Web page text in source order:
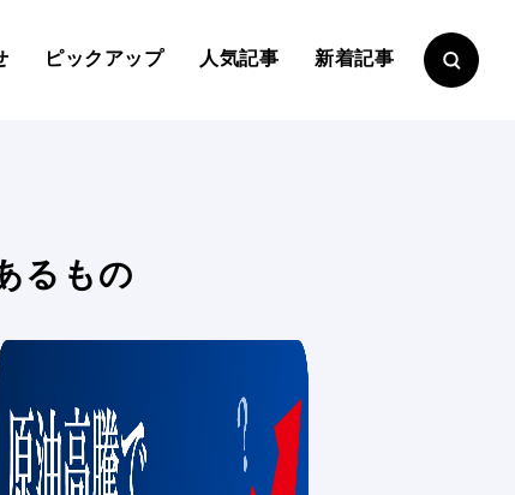
ピックアップ 人気記事 新着記事
るもの